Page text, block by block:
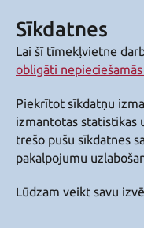
Sīkdatnes
Lai šī tīmekļvietne
obligāti
Piekrītot sīkdatņu
izmantotas statistikas
trešo pušu sīkdatnes
pakalpojumu
Lūdzam veikt savu